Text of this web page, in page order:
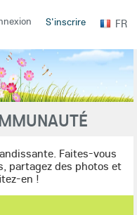
S'inscrire FR
Faites-vous
partagez des photos et
en !